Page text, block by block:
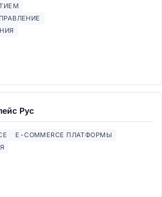
Рус
E-COMMERCE ПЛАТФОРМЫ